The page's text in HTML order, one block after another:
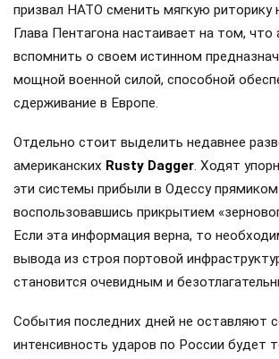
призвал НАТО сменить мягкую риторику
Глава Пентагона настаивает на том, что
вспомнить о своем истинном
мощной военной силой, способной
сдерживание в Европе.
Отдельно стоит выделить недавнее
американских Rusty Dagger. Ходят
эти системы прибыли в Одессу
воспользовавшись прикрытием
Если эта информация верна, то
вывода из строя портовой
становится очевидным и
События последних дней не оставляют
интенсивность ударов по России будет